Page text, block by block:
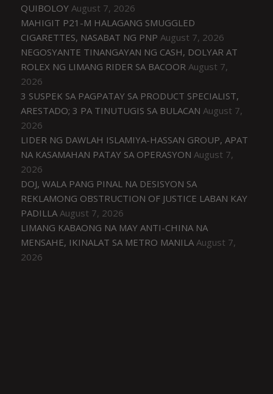
QUIBOLOY August 7, 2026
MAHIGIT P21-M HALAGANG SMUGGLED
CIGARETTES, NASABAT NG PNP August 7, 2026
NEGOSYANTE TINANGAYAN NG CASH, DOLYAR AT
ROLEX NG LIMANG RIDER SA BACOOR August 7,
2026
3 SUSPEK SA PAGPATAY SA PRODUCT SPECIALIST,
ARESTADO; 3 PA TINUTUGIS SA BULACAN August 7,
2026
LIDER NG DAWLAH ISLAMIYA-HASSAN GROUP, APAT
NA KASAMAHAN PATAY SA OPERASYON August 7,
2026
DOJ, WALA PANG PINAL NA DESISYON SA
REKLAMONG OBSTRUCTION OF JUSTICE LABAN KAY
PADILLA August 7, 2026
LIMANG KABAONG NA MAY ANTI-CHINA NA
MENSAHE, IKINALAT SA METRO MANILA August 7,
2026